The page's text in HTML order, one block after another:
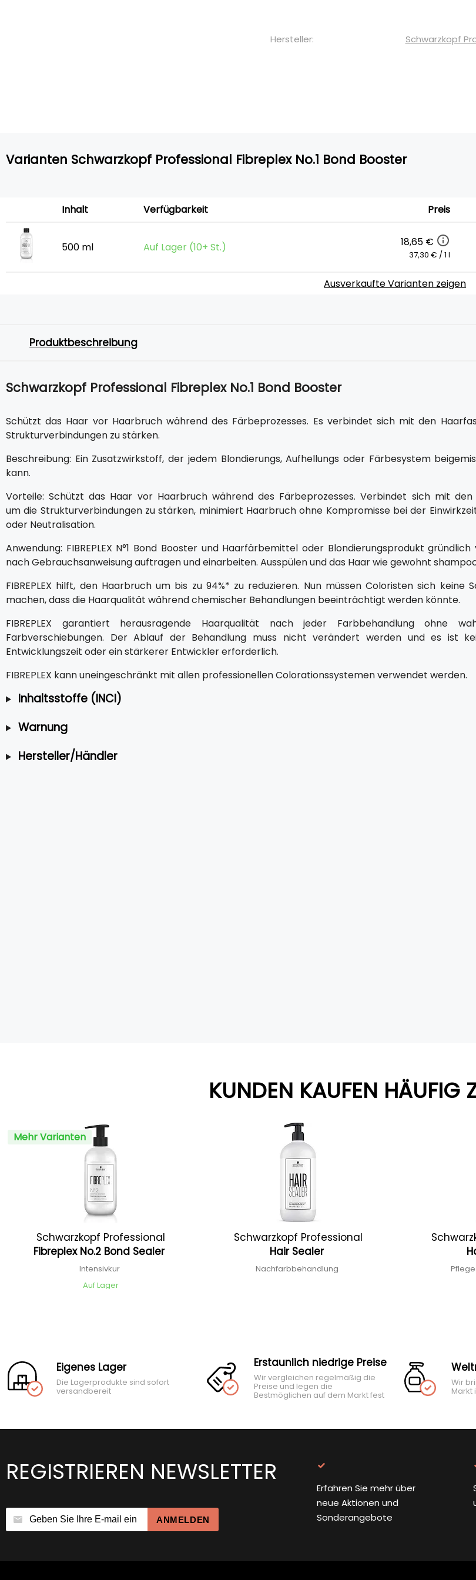
Hersteller: Schwarzkopf
Varianten Schwarzkopf Professional Fibreplex No.1 Bond Booster
Inhalt Verfügbarkeit Preis
500 ml Auf Lager (10+ St.) 18,65 €
37,30 € / 1 l
Ausverkaufte Varianten zeigen
Produktbeschreibung
Schwarzkopf Professional Fibreplex No.1 Bond Booster
Schützt das Haar vor Haarbruch während des Färbeprozesses. Es verbindet sich mit den
Strukturverbindungen zu stärken.
Beschreibung: Ein Zusatzwirkstoff, der jedem Blondierungs, Aufhellungs oder Färbesystem
kann.
Vorteile: Schützt das Haar vor Haarbruch während des Färbeprozesses. Verbindet sich mit den
um die Strukturverbindungen zu stärken, minimiert Haarbruch ohne Kompromisse bei der
oder Neutralisation.
Anwendung: FIBREPLEX N°1 Bond Booster und Haarfärbemittel oder Blondierungsprodukt gründlich
nach Gebrauchsanweisung auftragen und einarbeiten. Ausspülen und das Haar wie gewohnt
FIBREPLEX hilft, den Haarbruch um bis zu 94%* zu reduzieren. Nun müssen Coloristen sich keine
machen, dass die Haarqualität während chemischer Behandlungen beeinträchtigt werden könnte.
FIBREPLEX garantiert herausragende Haarqualität nach jeder Farbbehandlung ohne
Farbverschiebungen. Der Ablauf der Behandlung muss nicht verändert werden und es ist
Entwicklungszeit oder ein stärkerer Entwickler erforderlich.
FIBREPLEX kann uneingeschränkt mit allen professionellen Colorationssystemen verwendet werden.
Inhaltsstoffe (INCI)
Warnung
Hersteller/Händler
KUNDEN KAUFEN HÄUFIG
Mehr Varianten
Schwarzkopf Professional
Fibreplex No.2 Bond Sealer
Intensivkur
Auf Lager
Schwarzkopf Professional
Hair Sealer
Nachfarbbehandlung
Eigenes Lager
Die Lagerprodukte sind sofort
versandbereit
Erstaunlich niedrige Preise
Wir vergleichen regelmäßig die
Preise und legen die
Bestmöglichen auf dem Markt fest
Wir
Markt
REGISTRIEREN NEWSLETTER
ANMELDEN
Erfahren Sie mehr über
neue Aktionen und
Sonderangebote